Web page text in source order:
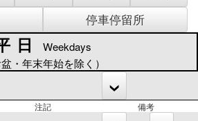
停車停留所
日
Weekdays
盆・年末年始を除く）
注記 備考